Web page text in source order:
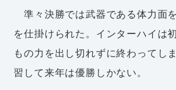
準々決勝では武器である体力面
を仕掛けられた。インターハイは
もの力を出し切れずに終わってし
習して来年は優勝しかない。